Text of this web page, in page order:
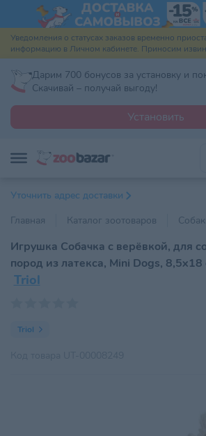
Уведомления о статусах заказов временно
информацию в Личном кабинете. Приносим
Дарим 700 бонусов за установку и
Скачивай – получай выгоду!
Установить
Уточнить адрес доставки
Главная
Каталог зоотоваров
Игрушка Собачка с верёвкой, для
пород из латекса, Mini Dogs, 8,5х18
Triol
Triol